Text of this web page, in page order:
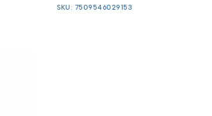
SKU: 7509546029153